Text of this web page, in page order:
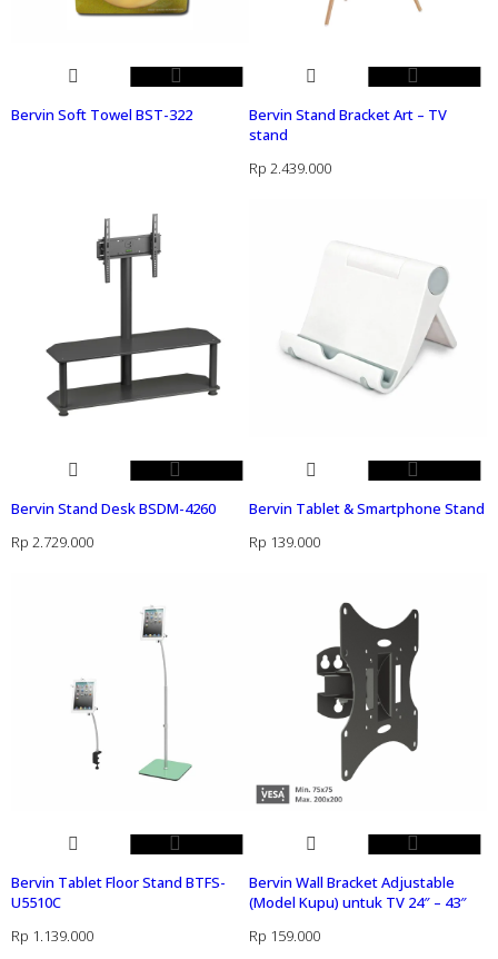
Bervin Soft Towel BST-322
Bervin Stand Bracket Art – TV
stand
Rp 2.439.000
Bervin Stand Desk BSDM-4260
Rp 2.729.000
Bervin Tablet & Smartphone Stand
Rp 139.000
Bervin Tablet Floor Stand BTFS-
U5510C
Rp 1.139.000
Bervin Wall Bracket Adjustable
(Model Kupu) untuk TV 24″ – 43″
Rp 159.000